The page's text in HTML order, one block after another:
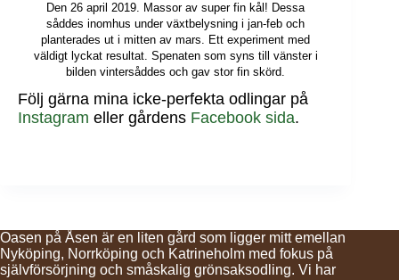
Den 26 april 2019. Massor av super fin kål! Dessa
såddes inomhus under växtbelysning i jan-feb och
planterades ut i mitten av mars. Ett experiment med
väldigt lyckat resultat. Spenaten som syns till vänster i
bilden vintersåddes och gav stor fin skörd.
Följ gärna mina icke-perfekta odlingar på
Instagram eller gårdens Facebook sida.
Oasen på Åsen är en liten gård som ligger mitt emellan
Nyköping, Norrköping och Katrineholm med fokus på
självförsörjning och småskalig grönsaksodling. Vi har